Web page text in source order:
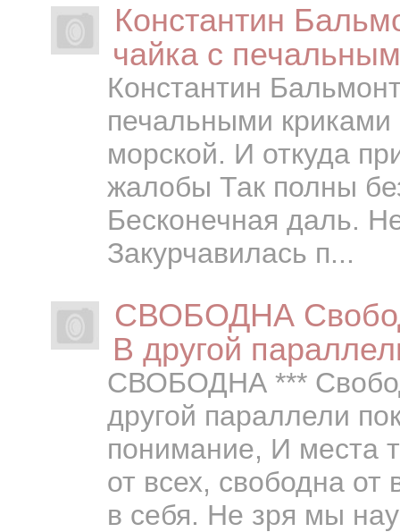
Константин
чайка с
Константин
печальными
морской. И откуда
жалобы Так полны
Бесконечная даль.
Закурчавилась п...
СВОБОДНА
В другой
СВОБОДНА ***
другой параллели
понимание, И места
от всех, свободна от
в себя. Не зря мы